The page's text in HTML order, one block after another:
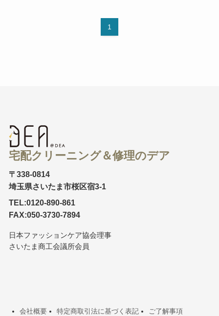
1
宅配クリーニング＆修理のデア
〒338-0814
埼玉県さいたま市桜区宿3-1
TEL:0120-890-861
FAX:050-3730-7894
日本ファッションケア協会理事
さいたま商工会議所会員
会社概要 特定商取引法に基づく表記 ご了解事項